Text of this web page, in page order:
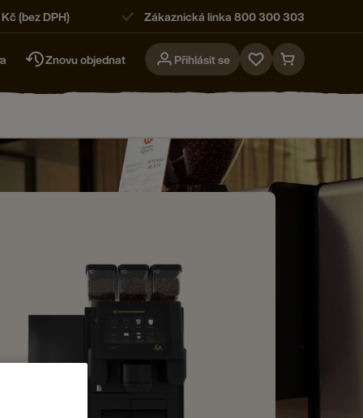
(bez DPH) Zákaznická linka 800 300 303
Znovu objednat Přihlásit se
Go
to
page
Go
to
page